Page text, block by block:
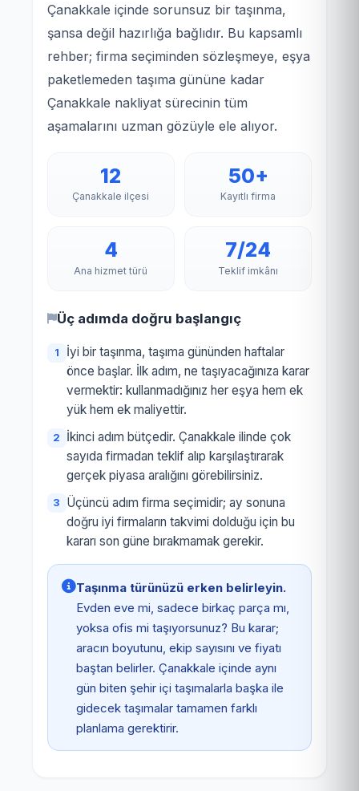
Çanakkale içinde sorunsuz bir taşınma,
şansa değil hazırlığa bağlıdır. Bu kapsamlı
rehber; firma seçiminden sözleşmeye, eşya
paketlemeden taşıma gününe kadar
Çanakkale nakliyat sürecinin tüm
aşamalarını uzman gözüyle ele alıyor.
12
Çanakkale ilçesi
50+
Kayıtlı firma
4
Ana hizmet türü
7/24
Teklif imkânı
Üç adımda doğru başlangıç
İyi bir taşınma, taşıma gününden haftalar
önce başlar. İlk adım, ne taşıyacağınıza karar
vermektir: kullanmadığınız her eşya hem ek
yük hem ek maliyettir.
İkinci adım bütçedir. Çanakkale ilinde çok
sayıda firmadan teklif alıp karşılaştırarak
gerçek piyasa aralığını görebilirsiniz.
Üçüncü adım firma seçimidir; ay sonuna
doğru iyi firmaların takvimi dolduğu için bu
kararı son güne bırakmamak gerekir.
Taşınma türünüzü erken belirleyin.
Evden eve mi, sadece birkaç parça mı,
yoksa ofis mi taşıyorsunuz? Bu karar;
aracın boyutunu, ekip sayısını ve fiyatı
baştan belirler. Çanakkale içinde aynı
gün biten şehir içi taşımalarla başka ile
gidecek taşımalar tamamen farklı
planlama gerektirir.